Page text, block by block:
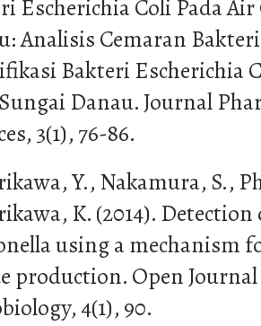
Escherichia Coli Pada
Analisis Cemaran
Bakteri Escherichia
Danau. Journal
3(1), 76-86.
Y., Nakamura, S.,
K. (2014).
using a mechanism
production. Open
4(1), 90.